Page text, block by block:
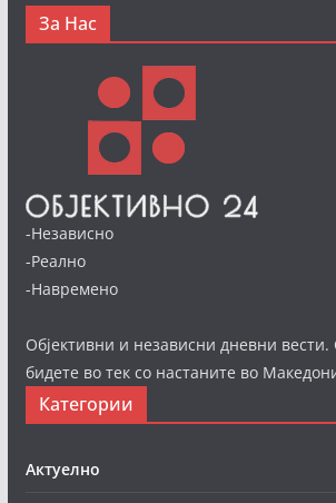
За Нас
-Независно
-Реално
-Навремено
Објективни и независни дневни вести.
бидете во тек со настаните во
Категории
Актуелно